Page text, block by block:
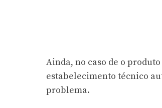
Ainda, no caso de o
estabelecimento técnico
problema.